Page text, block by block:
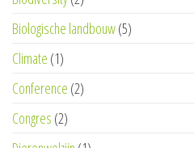
Biologische landbouw(5)
Climate (1)
Conference (2)
Congres (2)